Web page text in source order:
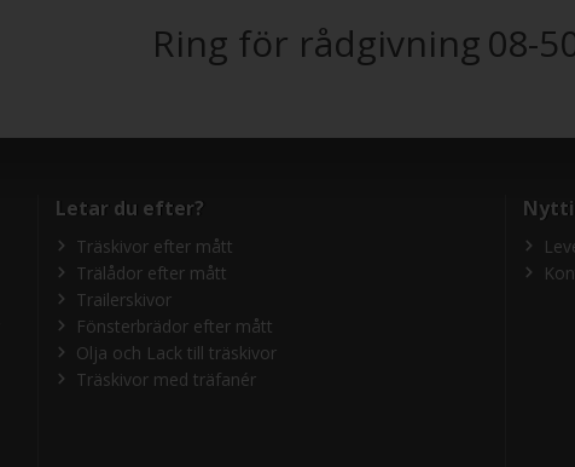
Ring för rådgivning08-
Letar du efter?
Träskivor efter mått
Trälådor efter mått
Trailerskivor
Fönsterbrädor efter mått
Olja och Lack till träskivor
Träskivor med träfanér